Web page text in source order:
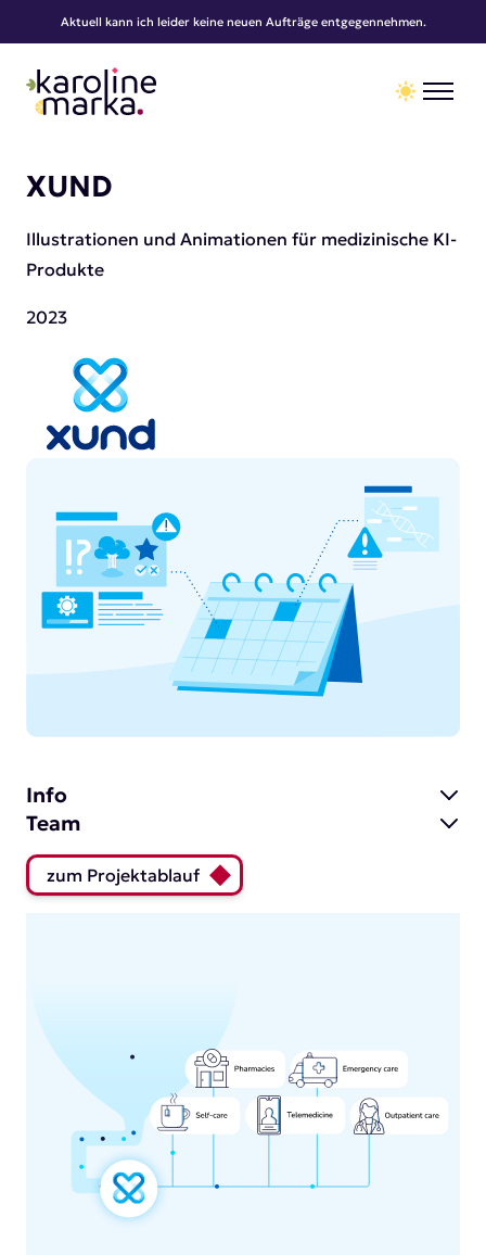
Aktuell kann ich leider keine neuen Aufträge entgegennehmen.
Toggle
XUND
Illustrationen und Animationen für medizinische KI-
Produkte
2023
Info
Team
zum Projektablauf